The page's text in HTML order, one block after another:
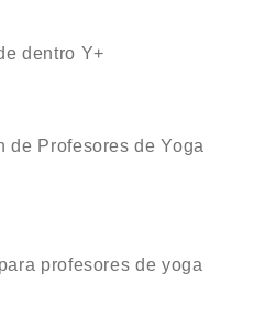
dentro Y+
de Profesores de Yoga
profesores de yoga